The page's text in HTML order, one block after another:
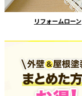
リフォームローン